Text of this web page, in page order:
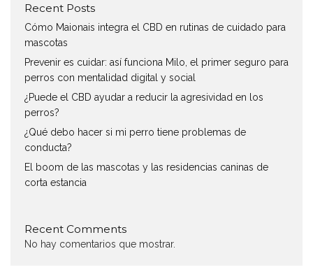
Recent Posts
Cómo Maionais integra el CBD en rutinas de cuidado para
mascotas
Prevenir es cuidar: así funciona Milo, el primer seguro para
perros con mentalidad digital y social
¿Puede el CBD ayudar a reducir la agresividad en los
perros?
¿Qué debo hacer si mi perro tiene problemas de
conducta?
El boom de las mascotas y las residencias caninas de
corta estancia
Recent Comments
No hay comentarios que mostrar.